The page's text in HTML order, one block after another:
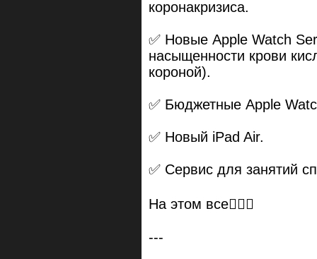
коронакризиса.
✅ Новые Apple Watch
насыщенности крови
короной).
✅ Бюджетные Apple
✅ Новый iPad Air.
✅ Сервис для занятий
На этом все🤷🏻‍♂️
---